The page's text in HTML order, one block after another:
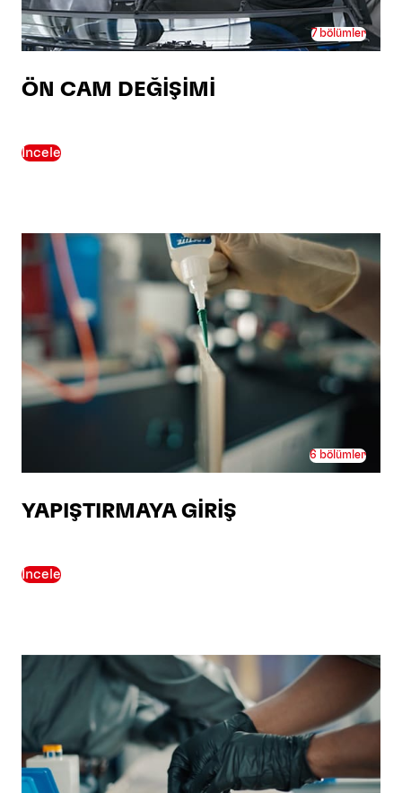
7 bölümler
ÖN CAM DEĞİŞİMİ
İncele
6 bölümler
YAPIŞTIRMAYA GİRİŞ
İncele